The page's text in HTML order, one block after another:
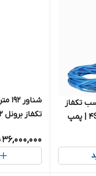
دو اسب تکفاز
برونل 20 متر کابل 4SDM10/8 | پمپ
آبدهی بالا تک
36,000,000